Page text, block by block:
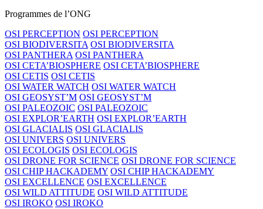
Programmes de l’ONG
OSI PERCEPTION OSI PERCEPTION
OSI BIODIVERSITA OSI BIODIVERSITA
OSI PANTHERA OSI PANTHERA
OSI CETA’BIOSPHERE OSI CETA’BIOSPHERE
OSI CETIS OSI CETIS
OSI WATER WATCH OSI WATER WATCH
OSI GEOSYST’M OSI GEOSYST’M
OSI PALEOZOIC OSI PALEOZOIC
OSI EXPLOR’EARTH OSI EXPLOR’EARTH
OSI GLACIALIS OSI GLACIALIS
OSI UNIVERS OSI UNIVERS
OSI ECOLOGIS OSI ECOLOGIS
OSI DRONE FOR SCIENCE OSI DRONE FOR SCIENCE
OSI CHIP HACKADEMY OSI CHIP HACKADEMY
OSI EXCELLENCE OSI EXCELLENCE
OSI WILD ATTITUDE OSI WILD ATTITUDE
OSI IROKO OSI IROKO